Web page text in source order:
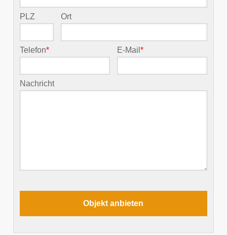
PLZ Ort
Telefon* E-Mail*
Nachricht